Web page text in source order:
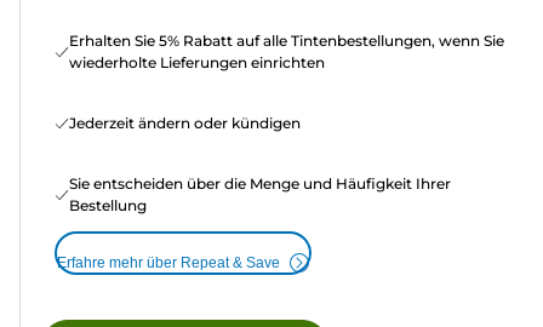
Erhalten Sie 5% Rabatt auf alle Tintenbestellungen, wenn Sie
wiederholte Lieferungen einrichten
Jederzeit ändern oder kündigen
Sie entscheiden über die Menge und Häufigkeit Ihrer
Bestellung
Erfahre mehr über Repeat & Save